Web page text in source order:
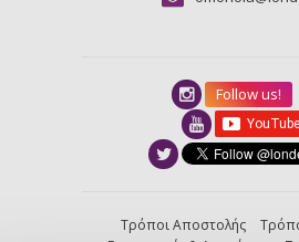
Follow us!
Τρόποι Αποστολής